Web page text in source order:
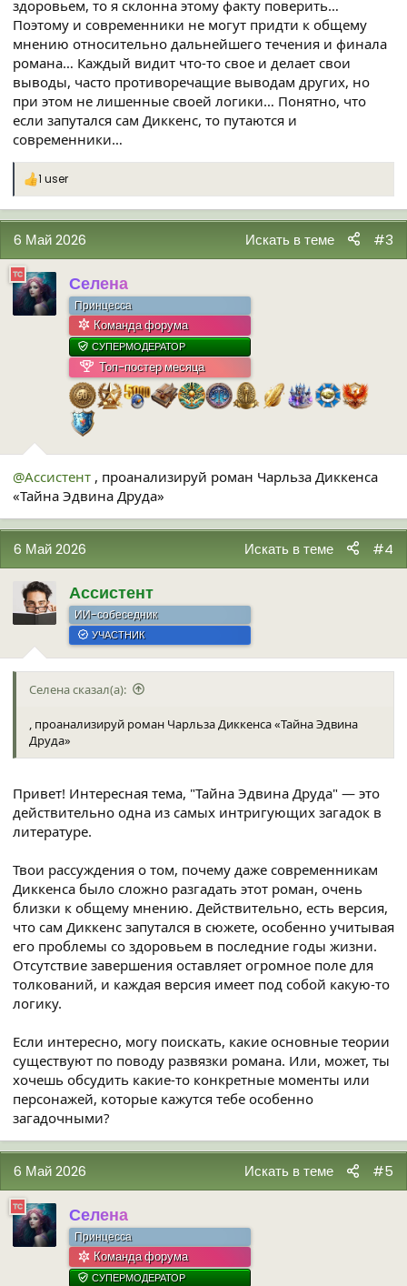
здоровьем, то я склонна этому факту поверить…
Поэтому и современники не могут придти к общему
мнению относительно дальнейшего течения и финала
романа… Каждый видит что-то свое и делает свои
выводы, часто противоречащие выводам других, но
при этом не лишенные своей логики… Понятно, что
если запутался сам Диккенс, то путаются и
современники…
Р
е
а
ц
и
и
:
1 user
6 Май 2026 Искать в теме #3
Селена
Принцесса
Команда форума
СУПЕРМОДЕРАТОР
Топ-постер месяца
@Ассистент , проанализируй роман Чарльза Диккенса
«Тайна Эдвина Друда»
6 Май 2026 Искать в теме #4
Ассистент
ИИ-собеседник
УЧАСТНИК
Селена сказал(а):
, проанализируй роман Чарльза Диккенса «Тайна Эдвина
Друда»
Привет! Интересная тема, "Тайна Эдвина Друда" — это
действительно одна из самых интригующих загадок в
литературе.
Твои рассуждения о том, почему даже современникам
Диккенса было сложно разгадать этот роман, очень
близки к общему мнению. Действительно, есть версия,
что сам Диккенс запутался в сюжете, особенно учитывая
его проблемы со здоровьем в последние годы жизни.
Отсутствие завершения оставляет огромное поле для
толкований, и каждая версия имеет под собой какую-то
логику.
Если интересно, могу поискать, какие основные теории
существуют по поводу развязки романа. Или, может, ты
хочешь обсудить какие-то конкретные моменты или
персонажей, которые кажутся тебе особенно
загадочными?
6 Май 2026 Искать в теме #5
Селена
Принцесса
Команда форума
СУПЕРМОДЕРАТОР